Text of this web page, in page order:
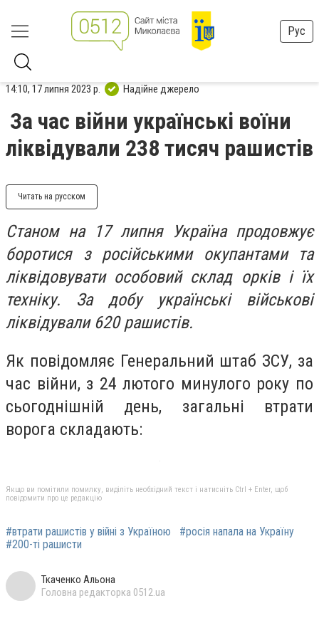
Рус
14:10, 17 липня 2023 р. Надійне джерело
За час війни українські воїни
ліквідували 238 тисяч рашистів
Читать на русском
Станом на 17 липня Україна продовжує
боротися з російськими окупантами та
ліквідовувати особовий склад орків і їх
техніку. За добу українські військові
ліквідували 620 рашистів.
Як повідомляє Генеральний штаб ЗСУ, за
час війни, з 24 лютого минулого року по
сьогоднішній день, загальні втрати
ворога складають:
Якщо ви помітили помилку, виділіть необхідний текст і натисніть Ctrl + Enter, щоб
повідомити про це редакцію
#втрати рашистів у війні з Україною
#росія напала на Україну
#200-ті рашисти
Ткаченко Альона
Головна редакторка 0512.ua